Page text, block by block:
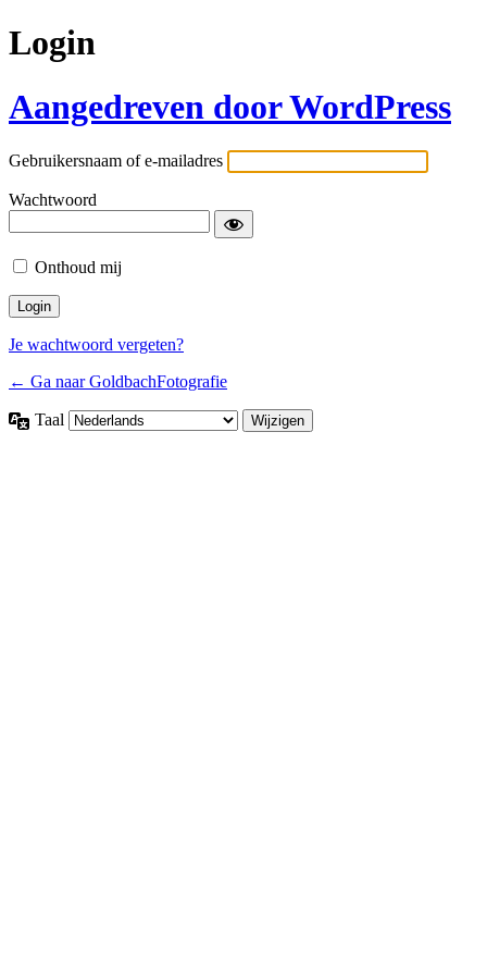
Login
Aangedreven door WordPress
Gebruikersnaam of e-mailadres
Wachtwoord
Onthoud mij
Je wachtwoord vergeten?
← Ga naar GoldbachFotografie
Taal